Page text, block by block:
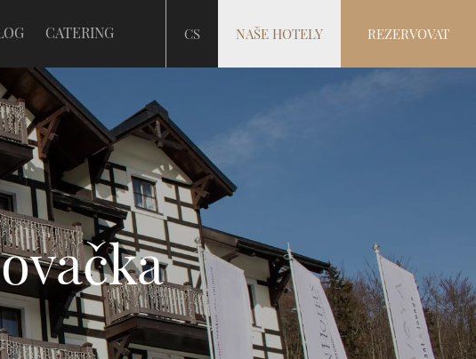
CATERING REZERVOVAT
NAŠE HOTELY
CS